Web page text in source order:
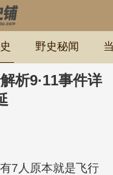
野史秘闻
析9·11事件详
7人原本就是飞行